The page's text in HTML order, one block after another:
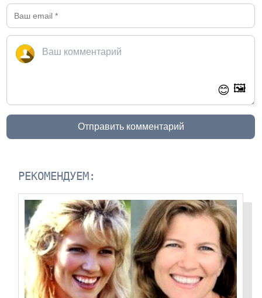
😊 🖼️
Отправить комментарий
РЕКОМЕНДУЕМ: